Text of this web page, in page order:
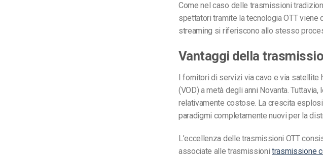
Come nel caso delle trasmissioni
spettatori tramite la tecnologia OTT viene
streaming si riferiscono allo stesso
Vantaggi della
I fornitori di servizi via cavo e via satellite
(VOD) a metà degli anni Novanta.
relativamente costose. La crescita
paradigmi completamente nuovi per la
L’eccellenza delle trasmissioni OTT
associate alle trasmissionitrasmissione